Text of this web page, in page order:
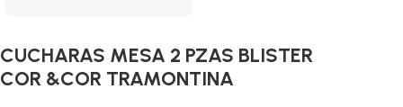
CUCHARAS MESA 2 PZAS BLISTER
COR &COR TRAMONTINA